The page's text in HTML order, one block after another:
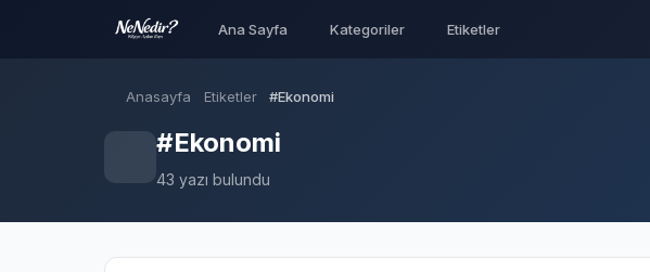
Ana Sayfa Kategoriler Etiketler
Anasayfa Etiketler #Ekonomi
#Ekonomi
43 yazı bulundu